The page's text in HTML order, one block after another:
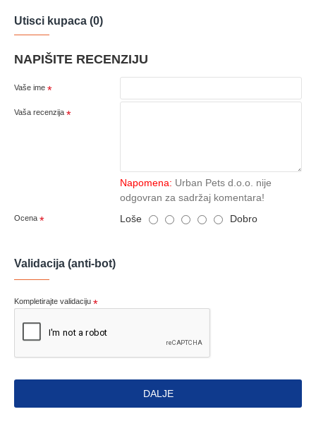
Utisci kupaca (0)
NAPIŠITE RECENZIJU
Vaše ime
Vaša recenzija
Napomena: Urban Pets d.o.o. nije
odgovran za sadržaj komentara!
Ocena Loše Dobro
Validacija (anti-bot)
Kompletirajte validaciju
DALJE